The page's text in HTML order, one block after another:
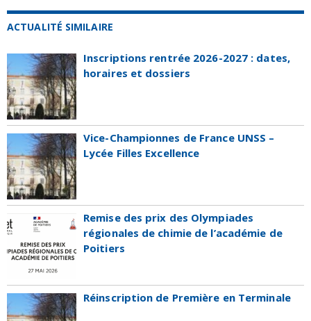
ACTUALITÉ SIMILAIRE
Inscriptions rentrée 2026-2027 : dates,
horaires et dossiers
Vice-Championnes de France UNSS –
Lycée Filles Excellence
Remise des prix des Olympiades
régionales de chimie de l’académie de
Poitiers
Réinscription de Première en Terminale